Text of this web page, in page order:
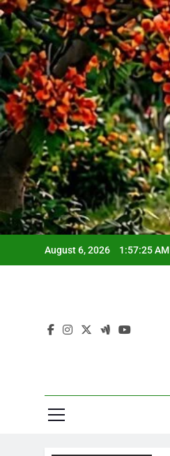
Skip
to
content
August 6, 2026 1:57:26 AM